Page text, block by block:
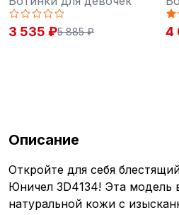
3 535 ₽5 885 ₽ 4
Описание
Откройте для себя
Юничел 3D4134! Эта модель
натуральной кожи с